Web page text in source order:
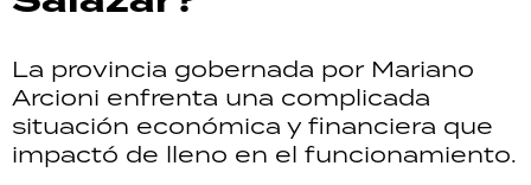
La provincia gobernada por Mariano
Arcioni enfrenta una complicada
situación económica y financiera que
impactó de lleno en el funcionamiento.
SALUD
DEPORTES